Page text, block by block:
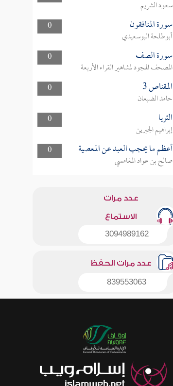
سعود الشريم
0
سورة المنافقون
أبوطلحة البوسعيدي
0
سورة الصف
المصحف المجود لمشاهير القراء الأربعة
0
المقناص 3
حامد الضبعان
0
الثريا
إبراهيم الجبرين
0
أعظم ما يحجب العبد عن المعصية
صالح بن عواد المغامسي
عدد مرات
الاستماع
3094989162
عدد مرات الحفظ
839553063